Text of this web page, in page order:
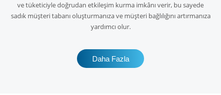
ve tüketiciyle doğrudan etkileşim kurma imkânı verir, bu sayede
sadık müşteri tabanı oluşturmanıza ve müşteri bağlılığını artırmanıza
yardımcı olur.
Daha Fazla